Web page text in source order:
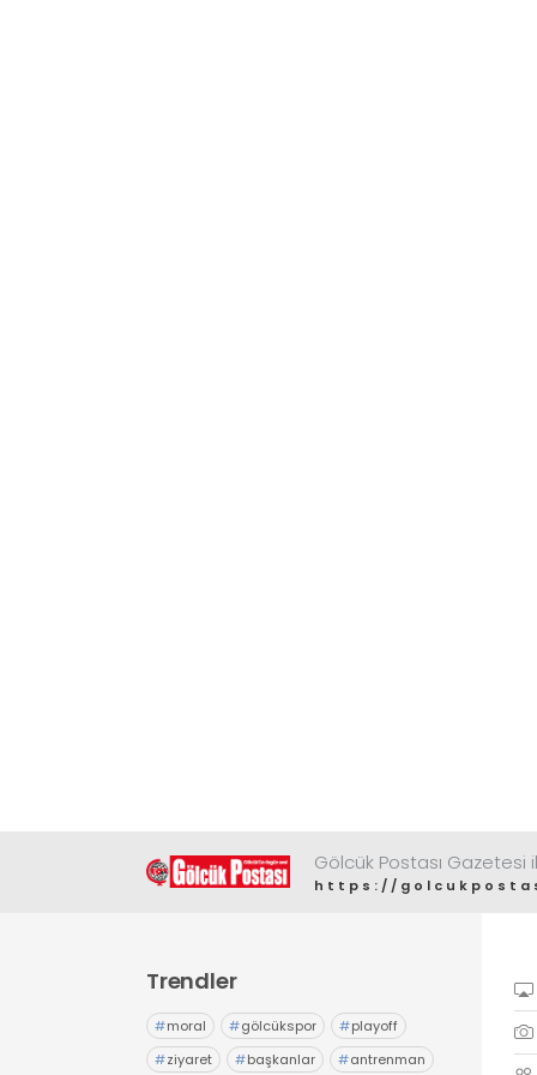
Gölcük Postası
https://
Trendler
#moral #gölcükspor #playoff
#ziyaret #başkanlar #antrenman